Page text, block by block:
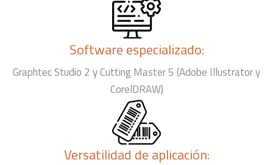
Software especializado:
Graphtec Studio 2 y Cutting Master 5 (Adobe Illustrator y
CorelDRAW)
Versatilidad de aplicación: